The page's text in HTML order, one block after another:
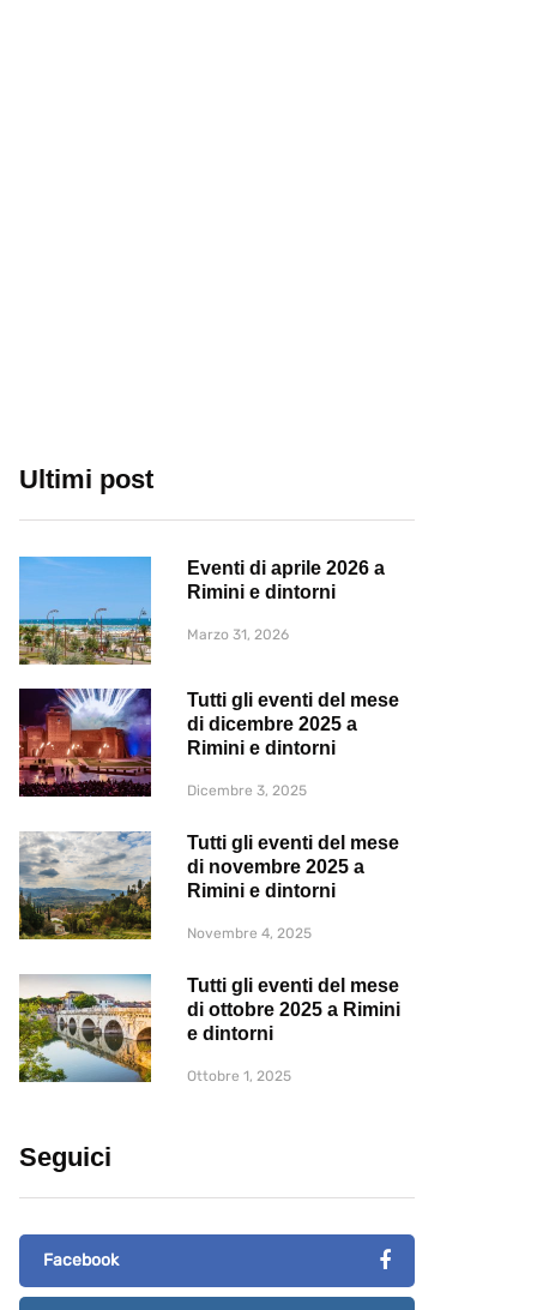
Ultimi post
Eventi di aprile 2026 a
Rimini e dintorni
Marzo 31, 2026
Tutti gli eventi del mese
di dicembre 2025 a
Rimini e dintorni
Dicembre 3, 2025
Tutti gli eventi del mese
di novembre 2025 a
Rimini e dintorni
Novembre 4, 2025
Tutti gli eventi del mese
di ottobre 2025 a Rimini
e dintorni
Ottobre 1, 2025
Seguici
Facebook